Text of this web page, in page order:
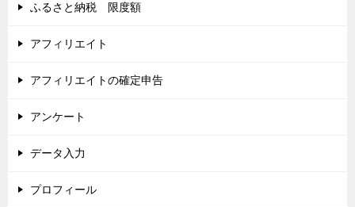
ふるさと納税 限度額
アフィリエイト
アフィリエイトの確定申告
アンケート
データ入力
プロフィール